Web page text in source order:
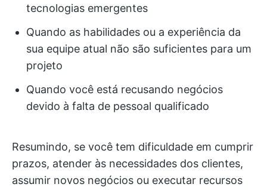
tecnologias emergentes
Quando as habilidades ou a experiência da
sua equipe atual não são suficientes para um
projeto
Quando você está recusando negócios
devido à falta de pessoal qualificado
Resumindo, se você tem dificuldade em cumprir
prazos, atender às necessidades dos clientes,
assumir novos negócios ou executar recursos